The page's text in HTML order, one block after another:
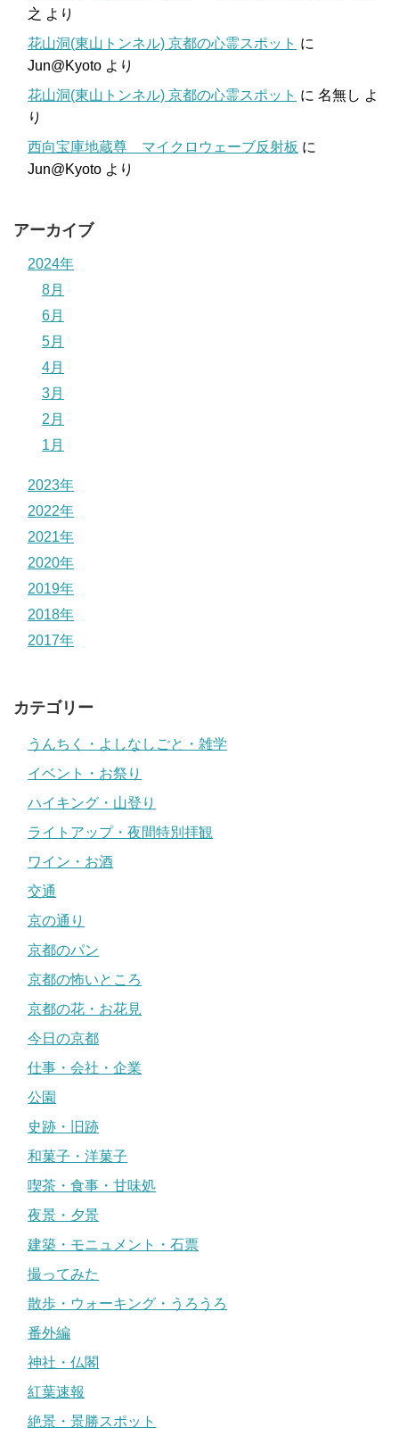
之 より
花山洞(東山トンネル) 京都の心霊スポット に
Jun@Kyoto より
花山洞(東山トンネル) 京都の心霊スポット に 名無し よ
り
西向宝庫地蔵尊 マイクロウェーブ反射板 に
Jun@Kyoto より
アーカイブ
2024年
8月
6月
5月
4月
3月
2月
1月
2023年
2022年
2021年
2020年
2019年
2018年
2017年
カテゴリー
うんちく・よしなしごと・雑学
イベント・お祭り
ハイキング・山登り
ライトアップ・夜間特別拝観
ワイン・お酒
交通
京の通り
京都のパン
京都の怖いところ
京都の花・お花見
今日の京都
仕事・会社・企業
公園
史跡・旧跡
和菓子・洋菓子
喫茶・食事・甘味処
夜景・夕景
建築・モニュメント・石票
撮ってみた
散歩・ウォーキング・うろうろ
番外編
神社・仏閣
紅葉速報
絶景・景勝スポット